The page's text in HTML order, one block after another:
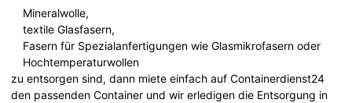
Mineralwolle,
textile Glasfasern,
Fasern für Spezialanfertigungen wie Glasmikrofasern oder
Hochtemperaturwollen
zu entsorgen sind, dann miete einfach auf Containerdienst24
den passenden Container und wir erledigen die Entsorgung in